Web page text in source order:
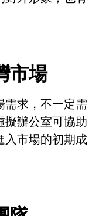
市場
需求，不一定需
擬辦公室可協助
入市場的初期成